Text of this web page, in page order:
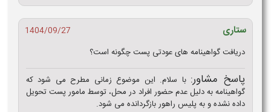
ستاری
1404/09/27
دریافت گواهینامه های عودتی پست چگونه است؟
پاسخ مشاور: با سلام. این موضوع زمانی مطرح می شود که
گواهینامه به دلیل عدم حضور افراد در محل، توسط مامور پست تحویل
داده نشده و به پلیس راهور بازگردانده می شود.